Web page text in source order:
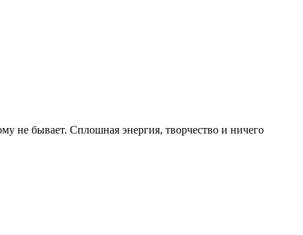
не бывает. Сплошная энергия, творчество и ничего